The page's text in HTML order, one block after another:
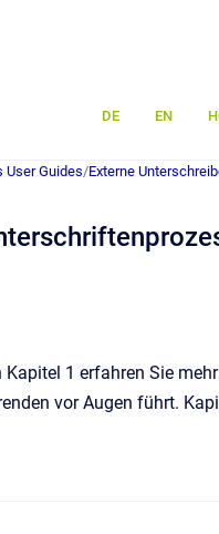
DE EN
User Guides/Externe
1 erfahren Sie
vor Augen führt.